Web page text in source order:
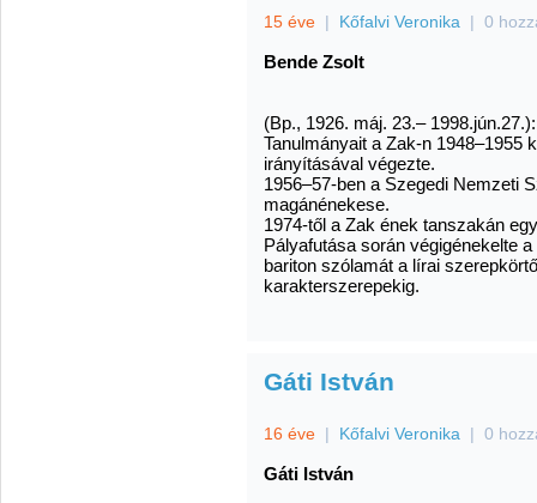
15 éve | Kőfalvi Veronika | 0
Bende Zsolt
(Bp., 1926. máj. 23.–
Tanulmányait a Zak-n 1948–1955
irányításával végezte.
1956–57-ben a Szegedi Nemzeti
magánénekese.
1974-től a Zak ének tanszakán
Pályafutása során végigénekelte
bariton szólamát a lírai
karakterszerepekig.
Gáti István
16 éve | Kőfalvi Veronika | 0
Gáti István